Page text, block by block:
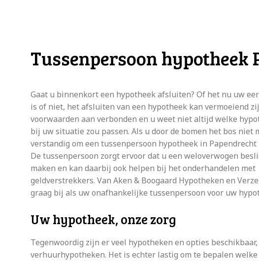
Tussenpersoon hypotheek
Gaat u binnenkort een hypotheek afsluiten? Of het nu uw
is of niet, het afsluiten van een hypotheek kan vermoeiend
voorwaarden aan verbonden en u weet niet altijd welke
bij uw situatie zou passen. Als u door de bomen het bos niet
verstandig om een tussenpersoon hypotheek in Papendrecht
De tussenpersoon zorgt ervoor dat u een weloverwogen
maken en kan daarbij ook helpen bij het onderhandelen met
geldverstrekkers. Van Aken & Boogaard Hypotheken en
graag bij als uw onafhankelijke tussenpersoon voor uw
Uw hypotheek, onze zorg
Tegenwoordig zijn er veel hypotheken en opties
verhuurhypotheken. Het is echter lastig om te bepalen